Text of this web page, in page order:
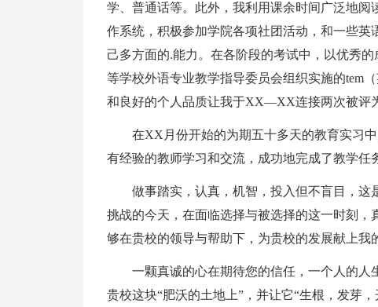
学、普通话等。此外，我利用课余时间广泛地
作系统，积极参加学院各项社团活动，和一些
己多方面的.能力。在各阶段的考试中，以优秀
等学校外语专业教学指导委员会组织实施的tem
和良好的个人品质让我于XX—XX连接两次被评
在XX月份开始的为期五十多天的教育实习中
有经验的教师学习和交流，成功地完成了教学任
做事踏实，认真，机智，投入但不盲目，这
挑战的今天，在面临选择与被选择的这一时刻
够在贵校的领导与帮助下，为贵校的发展献上我
一颗真诚的心在期待您的信任，一个人的人
贵校这块“肥沃的土地上”，并让它“生根，发芽